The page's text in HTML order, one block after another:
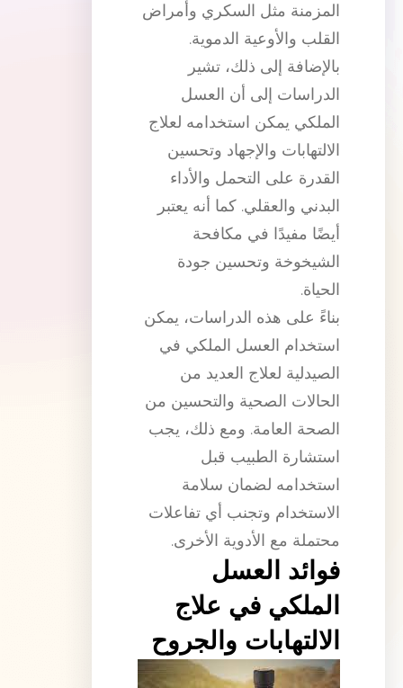
المزمنة مثل السكري وأمراض
القلب والأوعية الدموية.
بالإضافة إلى ذلك، تشير
الدراسات إلى أن العسل
الملكي يمكن استخدامه لعلاج
الالتهابات والإجهاد وتحسين
القدرة على التحمل والأداء
البدني والعقلي. كما أنه يعتبر
أيضًا مفيدًا في مكافحة
الشيخوخة وتحسين جودة
الحياة.
بناءً على هذه الدراسات، يمكن
استخدام العسل الملكي في
الصيدلية لعلاج العديد من
الحالات الصحية والتحسين من
الصحة العامة. ومع ذلك، يجب
استشارة الطبيب قبل
استخدامه لضمان سلامة
الاستخدام وتجنب أي تفاعلات
محتملة مع الأدوية الأخرى.
فوائد العسل
الملكي في علاج
الالتهابات والجروح